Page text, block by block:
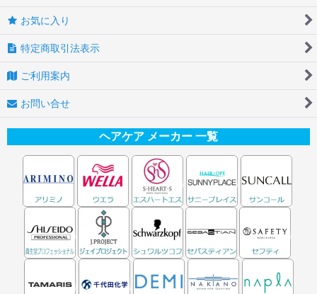
お気に入り
特定商取引法表示
ご利用案内
お問い合せ
ヘアケア メーカー 一覧